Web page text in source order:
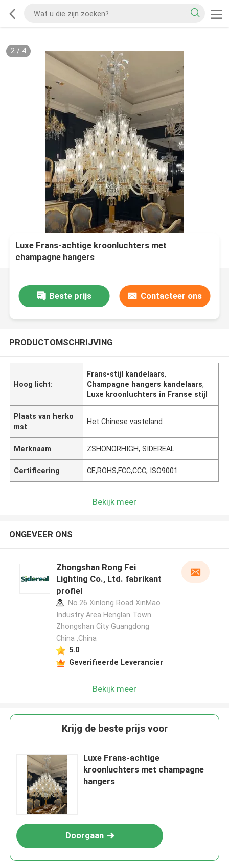
2/ 4
Luxe Frans-achtige kroonluchters met
champagne hangers
Beste prijs Contacteer ons
PRODUCTOMSCHRIJVING
Hoog licht:
Frans-stijl kandelaars,
Champagne hangers kandelaars,
Luxe kroonluchters in Franse stijl
Plaats van herko
mst
Het Chinese vasteland
Merknaam ZSHONORHIGH, SIDEREAL
Certificering CE,ROHS,FCC,CCC, ISO9001
Bekijk meer
ONGEVEER ONS
Zhongshan Rong Fei
Lighting Co., Ltd. fabrikant
profiel
No.26 Xinlong Road XinMao
Industry Area Henglan Town
Zhongshan City Guangdong
China ,China
5.0
Geverifieerde Leverancier
Bekijk meer
Krijg de beste prijs voor
Luxe Frans-achtige
kroonluchters met champagne
hangers
Doorgaan